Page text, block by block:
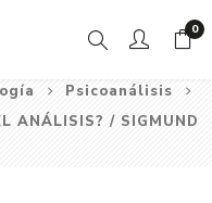
0
Psicoanálisis
ANÁLISIS? / SIGMUND